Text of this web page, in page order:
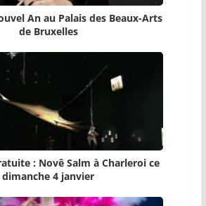
An au Palais des Beaux-Arts
de Bruxelles
: Novê Salm à Charleroi ce
dimanche 4 janvier